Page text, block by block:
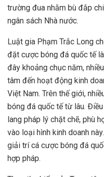
trường đua nhằm bù đắp
ngân sách Nhà nước.
Luật gia Phạm Trắc Long
đặt cược bóng đá quốc tế
đây khoảng chục năm,
tâm đến hoạt động kinh
Việt Nam. Trên thế giới,
bóng đá quốc tế từ lâu.
lang pháp lý chặt chẽ, phù
vào loại hình kinh doanh
giải trí cá cược bóng đá
hợp pháp.